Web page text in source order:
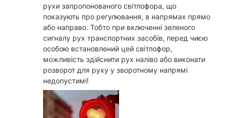
рухи запропонованого світлофора, що
показують про регулювання, в напрямах прямо
або направо. Тобто при включенні зеленого
сигналу рух транспортних засобів, перед чиєю
особою встановлений цей світлофор,
можливість здійснити рух наліво або виконати
розворот для руху у зворотному напрямі
недопустимі!